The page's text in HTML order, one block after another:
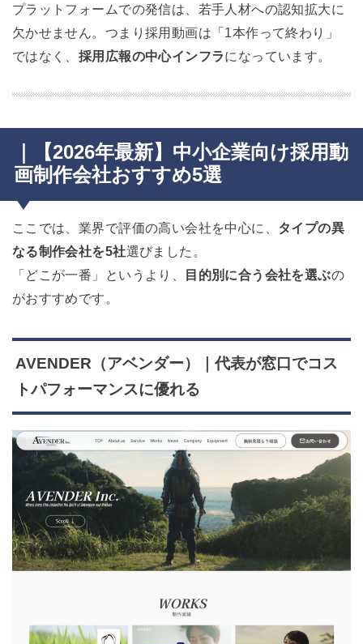
プラットフォームでの発信は、若手人材への認知拡大に
欠かせません。 つまり採用動画は「1本作って終わり」
ではなく、 採用広報の中心インフラになっています。
｜【2026年最新】中小企業向け採用動
画制作会社おすすめ5選
ここでは、業界で評価の高い会社を中心に、 タイプの異
なる制作会社を5社選びました。
「どこが一番」というより、
目的別に合う会社を選ぶの
がおすすめです。
AVENDER（アベンダー）｜代表が窓口でコス
トパフォーマンスに優れる